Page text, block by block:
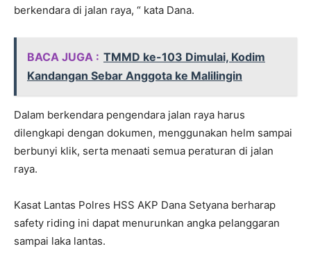
berkendara di jalan raya, “ kata Dana.
BACA JUGA : TMMD ke-103 Dimulai, Kodim
Kandangan Sebar Anggota ke Malilingin
Dalam berkendara pengendara jalan raya harus
dilengkapi dengan dokumen, menggunakan helm sampai
berbunyi klik, serta menaati semua peraturan di jalan
raya.
Kasat Lantas Polres HSS AKP Dana Setyana berharap
safety riding ini dapat menurunkan angka pelanggaran
sampai laka lantas.